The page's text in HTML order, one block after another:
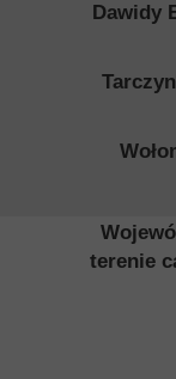
Dawidy
Tarczyn
terenie